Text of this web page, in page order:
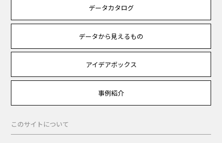
データカタログ
データから見えるもの
アイデアボックス
事例紹介
このサイトについて